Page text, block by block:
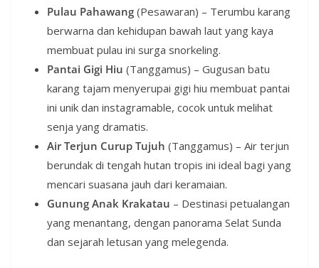
Pulau Pahawang (Pesawaran) – Terumbu karang
berwarna dan kehidupan bawah laut yang kaya
membuat pulau ini surga snorkeling.
Pantai Gigi Hiu (Tanggamus) – Gugusan batu
karang tajam menyerupai gigi hiu membuat pantai
ini unik dan instagramable, cocok untuk melihat
senja yang dramatis.
Air Terjun Curup Tujuh (Tanggamus) – Air terjun
berundak di tengah hutan tropis ini ideal bagi yang
mencari suasana jauh dari keramaian.
Gunung Anak Krakatau – Destinasi petualangan
yang menantang, dengan panorama Selat Sunda
dan sejarah letusan yang melegenda.